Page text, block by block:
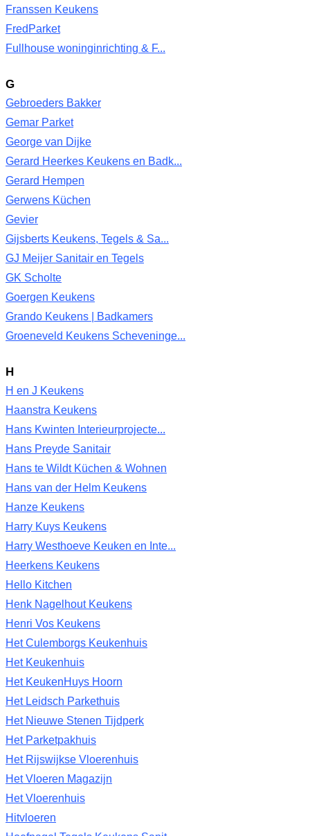
Franssen Keukens
FredParket
Fullhouse woninginrichting & F...
G
Gebroeders Bakker
Gemar Parket
George van Dijke
Gerard Heerkes Keukens en Badk...
Gerard Hempen
Gerwens Küchen
Gevier
Gijsberts Keukens, Tegels & Sa...
GJ Meijer Sanitair en Tegels
GK Scholte
Goergen Keukens
Grando Keukens | Badkamers
Groeneveld Keukens Scheveninge...
H
H en J Keukens
Haanstra Keukens
Hans Kwinten Interieurprojecte...
Hans Preyde Sanitair
Hans te Wildt Küchen & Wohnen
Hans van der Helm Keukens
Hanze Keukens
Harry Kuys Keukens
Harry Westhoeve Keuken en Inte...
Heerkens Keukens
Hello Kitchen
Henk Nagelhout Keukens
Henri Vos Keukens
Het Culemborgs Keukenhuis
Het Keukenhuis
Het KeukenHuys Hoorn
Het Leidsch Parkethuis
Het Nieuwe Stenen Tijdperk
Het Parketpakhuis
Het Rijswijkse Vloerenhuis
Het Vloeren Magazijn
Het Vloerenhuis
Hitvloeren